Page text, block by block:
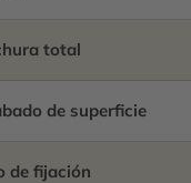
total
de superficie
de fijación